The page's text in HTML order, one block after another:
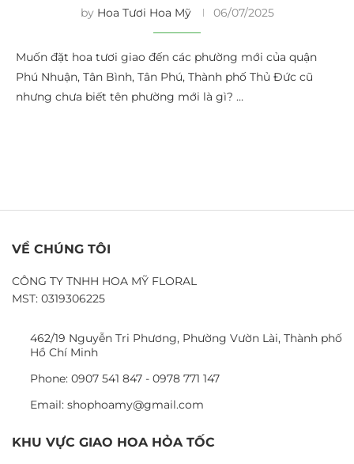
by Hoa Tươi Hoa Mỹ 06/07/2025
Muốn đặt hoa tươi giao đến các phường mới của quận
Phú Nhuận, Tân Bình, Tân Phú, Thành phố Thủ Đức cũ
nhưng chưa biết tên phường mới là gì? …
VỀ CHÚNG TÔI
CÔNG TY TNHH HOA MỸ FLORAL
MST: 0319306225
462/19 Nguyễn Tri Phương, Phường Vườn Lài, Thành phố
Hồ Chí Minh
Phone: 0907 541 847 - 0978 771 147
Email: shophoamy@gmail.com
KHU VỰC GIAO HOA HỎA TỐC